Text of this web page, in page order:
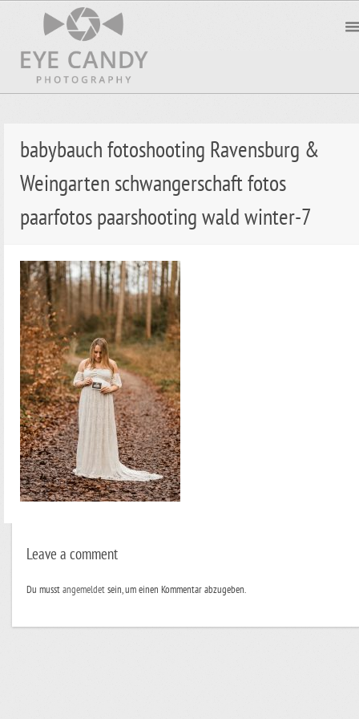
babybauch fotoshooting Ravensburg &
Weingarten schwangerschaft fotos
paarfotos paarshooting wald winter-7
Leave a comment
Du musstangemeldetsein, um einen Kommentar abzugeben.